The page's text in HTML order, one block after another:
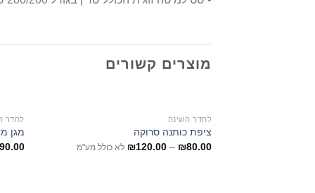
מוצרים קשורים
לחדר השינה
ציפת כותנה סרוקה
₪80.00
–
₪120.00 לא כולל מע"מ
לחדר
מגן